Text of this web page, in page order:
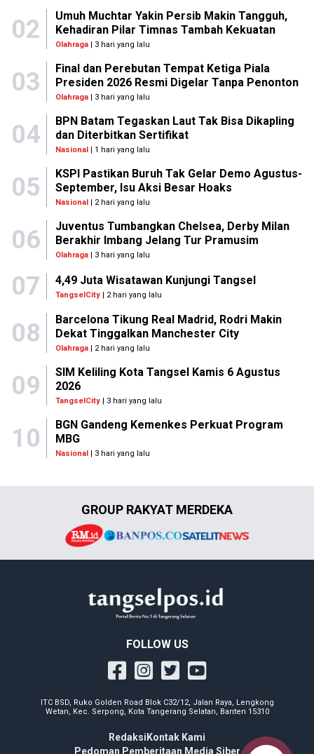
02
Umuh Muchtar Yakin Persib Makin Tangguh,
Kehadiran Pilar Timnas Tambah Kekuatan
Olahraga| 3 hari yang lalu
03
Final dan Perebutan Tempat Ketiga Piala
Presiden 2026 Resmi Digelar Tanpa Penonton
Olahraga| 3 hari yang lalu
04
BPN Batam Tegaskan Laut Tak Bisa Dikapling
dan Diterbitkan Sertifikat
Nasional| 1 hari yang lalu
05
KSPI Pastikan Buruh Tak Gelar Demo Agustus-
September, Isu Aksi Besar Hoaks
Nasional| 2 hari yang lalu
06
Juventus Tumbangkan Chelsea, Derby Milan
Berakhir Imbang Jelang Tur Pramusim
Olahraga| 3 hari yang lalu
07 4,49 Juta Wisatawan Kunjungi Tangsel
TangselCity | 2 hari yang lalu
08
Barcelona Tikung Real Madrid, Rodri Makin
Dekat Tinggalkan Manchester City
Olahraga| 2 hari yang lalu
09
SIM Keliling Kota Tangsel Kamis 6 Agustus
2026
TangselCity| 3 hari yang lalu
10
BGN Gandeng Kemenkes Perkuat Program
MBG
Nasional| 3 hari yang lalu
GROUP RAKYAT MERDEKA
FOLLOW US
ITC BSD, Ruko Golden Road Blok C32/12, Jalan Raya, Lengkong
Wetan, Kec. Serpong, Kota Tangerang Selatan, Banten 15310
Redaksi Kontak Kami
Pedoman Pemberitaan Media Siber